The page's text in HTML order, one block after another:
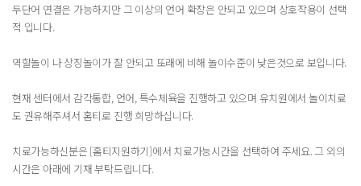
두단어 연결은 가능하지만 그 이상의 언어 확장은 안되고 있으며 상호작용이 선택
적 입니다.
역할놀이 나 상징놀이가 잘 안되고 또래에 비해 놀이수준이 낮은것으로 보입니다.
현재 센터에서 감각통합, 언어, 특수체육을 진행하고 있으며 유치원에서 놀이치료
도 권유해주셔서 홈티로 진행 희망하십니다.
치료가능하신분은 [홈티지원하기]에서 치료가능시간을 선택하여 주세요. 그 외의
시간은 아래에 기재 부탁드립니다.